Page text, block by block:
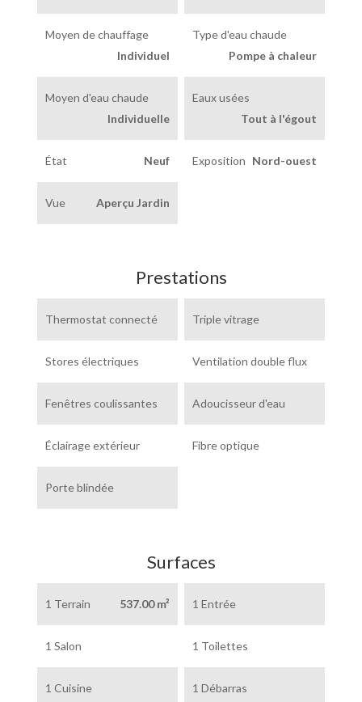
Moyen de chauffage
Individuel
Type d'eau chaude
Pompe à chaleur
Moyen d'eau chaude
Individuelle
Eaux usées
Tout à l'égout
État Neuf Exposition Nord-ouest
Vue Aperçu Jardin
Prestations
Thermostat connecté Triple vitrage
Stores électriques Ventilation double flux
Fenêtres coulissantes Adoucisseur d'eau
Éclairage extérieur Fibre optique
Porte blindée
Surfaces
1 Terrain 537.00 m² 1 Entrée
1 Salon 1 Toilettes
1 Cuisine 1 Débarras